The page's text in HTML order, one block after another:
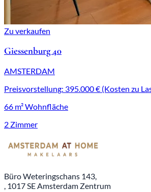
Zu verkaufen
Giessenburg 40
AMSTERDAM
Preisvorstellung: 395.000 € (Kosten zu
66 m² Wohnfläche
2 Zimmer
Büro Weteringschans 143,
, 1017 SE Amsterdam Zentrum